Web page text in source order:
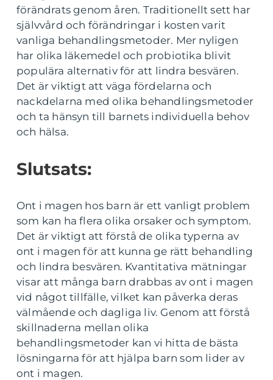
förändrats genom åren. Traditionellt sett har
självvård och förändringar i kosten varit
vanliga behandlingsmetoder. Mer nyligen
har olika läkemedel och probiotika blivit
populära alternativ för att lindra besvären.
Det är viktigt att väga fördelarna och
nackdelarna med olika behandlingsmetoder
och ta hänsyn till barnets individuella behov
och hälsa.
Slutsats:
Ont i magen hos barn är ett vanligt problem
som kan ha flera olika orsaker och symptom.
Det är viktigt att förstå de olika typerna av
ont i magen för att kunna ge rätt behandling
och lindra besvären. Kvantitativa mätningar
visar att många barn drabbas av ont i magen
vid något tillfälle, vilket kan påverka deras
välmående och dagliga liv. Genom att förstå
skillnaderna mellan olika
behandlingsmetoder kan vi hitta de bästa
lösningarna för att hjälpa barn som lider av
ont i magen.